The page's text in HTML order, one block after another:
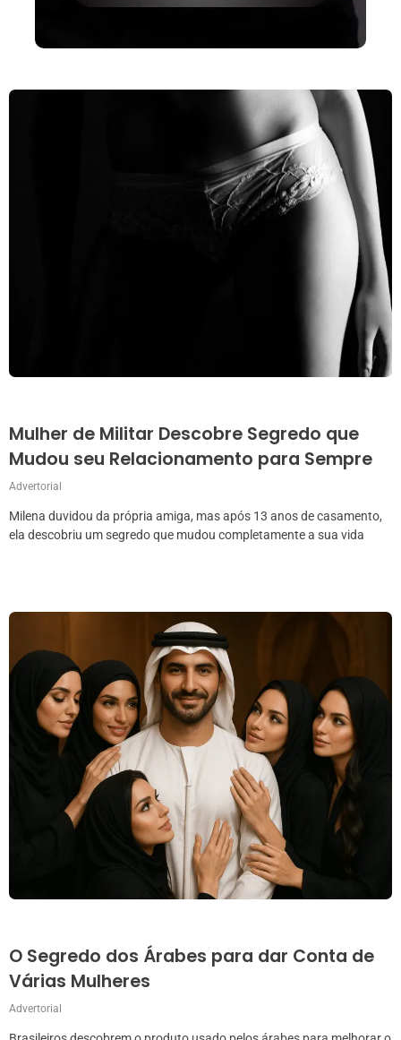
Mulher de Militar Descobre Segredo que
Mudou seu Relacionamento para Sempre
Advertorial
Milena duvidou da própria amiga, mas após 13 anos de casamento,
ela descobriu um segredo que mudou completamente a sua vida
O Segredo dos Árabes para dar Conta de
Várias Mulheres
Advertorial